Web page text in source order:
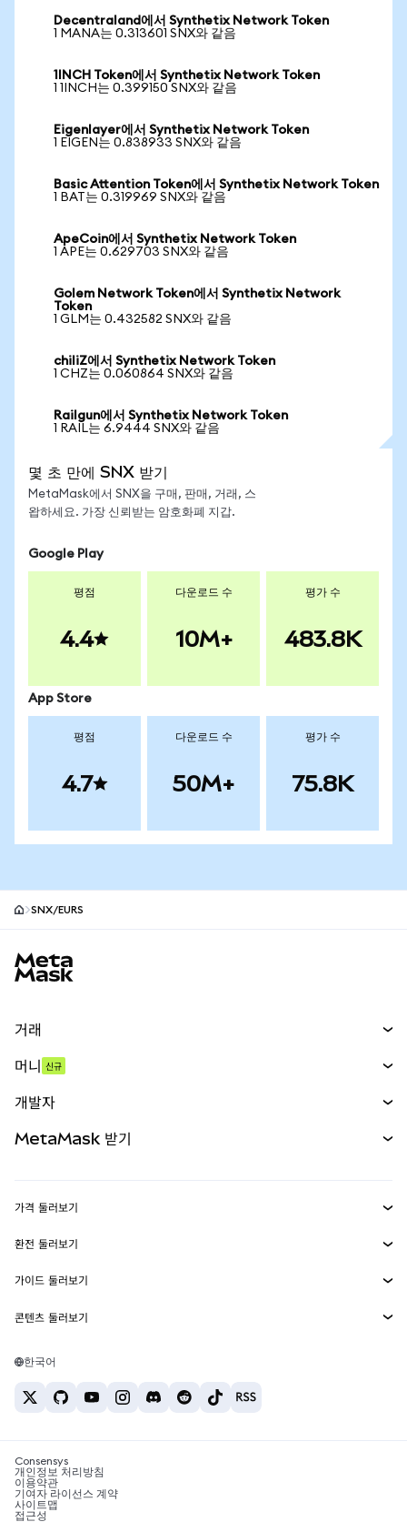
Decentraland에서 Synthetix Network Token
1 MANA는 0.313601 SNX와 같음
1INCH Token에서 Synthetix Network Token
1 1INCH는 0.399150 SNX와 같음
Eigenlayer에서 Synthetix Network Token
1 EIGEN는 0.838933 SNX와 같음
Basic Attention Token에서 Synthetix Network Token
1 BAT는 0.319969 SNX와 같음
ApeCoin에서 Synthetix Network Token
1 APE는 0.629703 SNX와 같음
Golem Network Token에서 Synthetix Network
Token
1 GLM는 0.432582 SNX와 같음
chiliZ에서 Synthetix Network Token
1 CHZ는 0.060864 SNX와 같음
Railgun에서 Synthetix Network Token
1 RAIL는 6.9444 SNX와 같음
몇 초 만에 SNX 받기
MetaMask에서 SNX을 구매, 판매, 거래, 스
왑하세요. 가장 신뢰받는 암호화폐 지갑.
Google Play
평점
4.4
다운로드 수
10M+
평가 수
483.8K
App Store
평점
4.7
다운로드 수
50M+
평가 수
75.8K
SNX/EURS
거래
무기한 선물
실물자산
머니 신규
개발자
MetaMask Connect
Snaps
웹3 서비스
MetaMask 받기
보안
고객 지원
채용
가격 둘러보기
이더리움 가격
솔라나 가격
테더 가격
환전 둘러보기
ETH를 USD로 환전
USDT를 INR로 환전
BTC를 INR로 환전
ETH를 USDT로 환전
가이드 둘러보기
ETH 매수
USDT 매수
SHIB 매수
BNB 매수
콘텐츠 둘러보기
솔라나 지갑
암호화폐 세금 뉴스
암호화폐 매수 방법
한국어
Consensys
개인정보 처리방침
이용약관
기여자 라이선스 계약
사이트맵
접근성